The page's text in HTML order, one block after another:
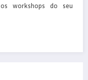
workshops do seu